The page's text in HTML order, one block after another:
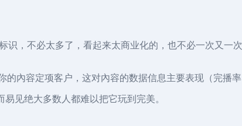
识，不必太多了，看起来太商业化的，也不必一次又一
的內容定项客户，这对內容的数据信息主要表现（完
见绝大多数人都难以把它玩到完美。